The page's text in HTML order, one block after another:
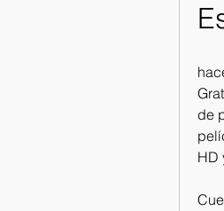
de
HD